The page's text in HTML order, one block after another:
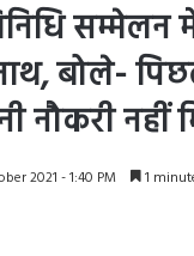
सम्मेलन
बोले-
नौकरी नहीं
2021 - 1:40 PM 1